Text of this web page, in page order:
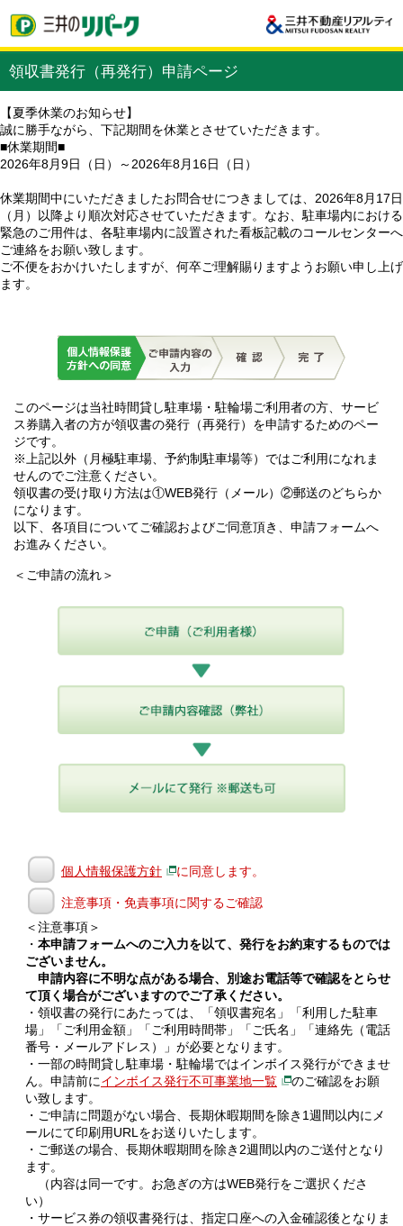
領収書発行（再発行）申請ページ
【夏季休業のお知らせ】
誠に勝手ながら、下記期間を休業とさせていただきます。
■休業期間■
2026年8月9日（日）～2026年8月16日（日）
休業期間中にいただきましたお問合せにつきましては、2026年8月17日
（月）以降より順次対応させていただきます。なお、駐車場内における
緊急のご用件は、各駐車場内に設置された看板記載のコールセンターへ
ご連絡をお願い致します。
ご不便をおかけいたしますが、何卒ご理解賜りますようお願い申し上げ
ます。
このページは当社時間貸し駐車場・駐輪場ご利用者の方、サービ
ス券購入者の方が領収書の発行（再発行）を申請するためのペー
ジです。
※上記以外（月極駐車場、予約制駐車場等）ではご利用になれま
せんのでご注意ください。
領収書の受け取り方法は①WEB発行（メール）②郵送のどちらか
になります。
以下、各項目についてご確認およびご同意頂き、申請フォームへ
お進みください。
＜ご申請の流れ＞
個人情報保護方針 に同意します。
注意事項・免責事項に関するご確認
＜注意事項＞
・ 本申請フォームへのご入力を以て、発行をお約束するものでは
ございません。
申請内容に不明な点がある場合、別途お電話等で確認をとらせ
て頂く場合がございますのでご了承ください。
・領収書の発行にあたっては、「領収書宛名」「利用した駐車
場」「ご利用金額」「ご利用時間帯」「ご氏名」「連絡先（電話
番号・メールアドレス）」が必要となります。
・一部の時間貸し駐車場・駐輪場ではインボイス発行ができませ
ん。申請前にインボイス発行不可事業地一覧
のご確認をお願
い致します。
・ご申請に問題がない場合、長期休暇期間を除き1週間以内にメ
ールにて印刷用URLをお送りいたします。
・ご郵送の場合、長期休暇期間を除き2週間以内のご送付となり
ます。
（内容は同一です。お急ぎの方はWEB発行をご選択くださ
い）
・サービス券の領収書発行は、指定口座への入金確認後となりま